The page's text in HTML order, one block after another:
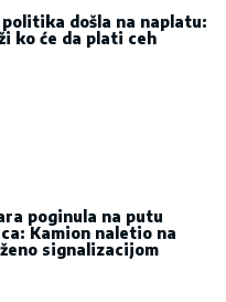
došla na naplatu:
ko će da plati ceh
poginula na putu
Kamion naletio na
signalizacijom